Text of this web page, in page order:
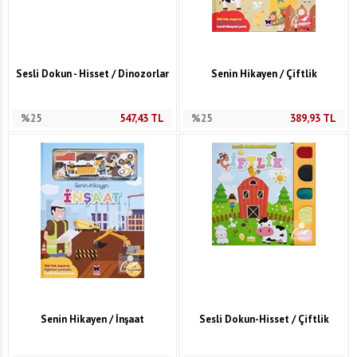
Sesli Dokun - Hisset / Dinozorlar
%25 547,43TL
Senin Hikayen / Çiftlik
%25 389,93 TL
Senin Hikayen / İnşaat Sesli Dokun-Hisset / Çiftlik